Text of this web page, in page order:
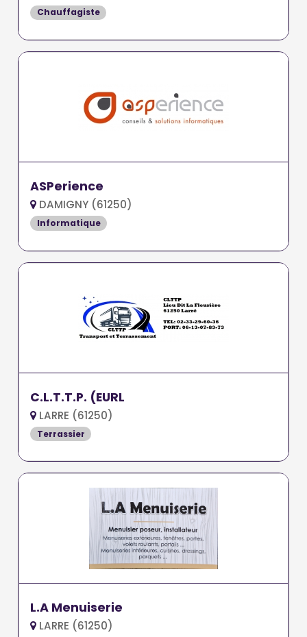
Chauffagiste
ASPerience
DAMIGNY (61250)
Informatique
C.L.T.T.P. (EURL
LARRE (61250)
Terrassier
L.A Menuiserie
LARRE (61250)